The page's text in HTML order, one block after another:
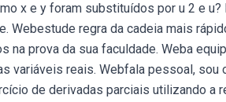
x e y foram substituídos por u 2 e u?
Webestude regra da cadeia mais
prova da sua faculdade. Weba
variáveis reais. Webfala pessoal, sou
de derivadas parciais utilizando a